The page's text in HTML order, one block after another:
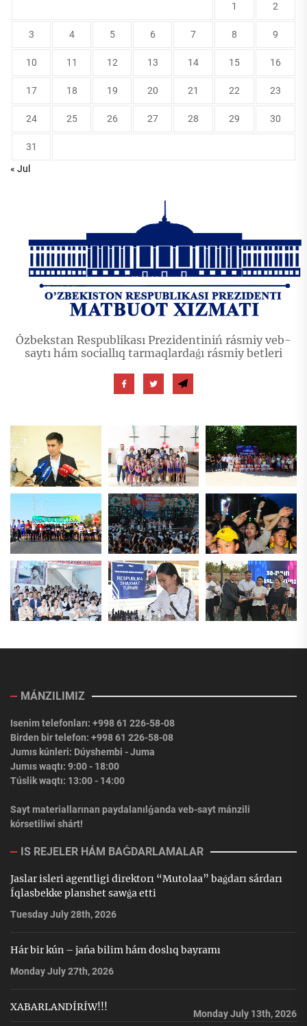
1 2
3 4 5 6 7 8 9
10 11 12 13 14 15 16
17 18 19 20 21 22 23
24 25 26 27 28 29 30
31
« Jul
Ózbekstan Respublikası Prezidentiniń rásmiy veb-
saytı hám sociallıq tarmaqlardaǵı rásmiy betleri
MÁNZILIMIZ
Isenim telefonları: +998 61 226-58-08
Birden bir telefon: +998 61 226-58-08
Jumıs kúnleri: Dúyshembi - Juma
Jumıs waqtı: 9:00 - 18:00
Túslik waqtı: 13:00 - 14:00
Sayt materiallarınan paydalanılǵanda veb-sayt mánzili
kórsetiliwi shárt!
IS REJELER HÁM BAǴDARLAMALAR
Jaslar isleri agentligi direktorı “Mutolaa” baǵdarı sárdarı
Íqlasbekke planshet sawǵa etti
Tuesday July 28th, 2026
Hár bir kún – jańa bilim hám doslıq bayramı
Monday July 27th, 2026
XABARLANDÍRÍW!!!
Monday July 13th, 2026